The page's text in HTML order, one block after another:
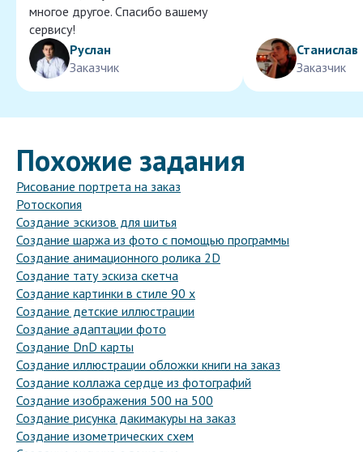
многое другое. Спасибо вашему
сервису!
Руслан
Заказчик
Станислав
Заказчик
Похожие задания
Рисование портрета на заказ
Ротоскопия
Создание эскизов для шитья
Создание шаржа из фото с помощью программы
Создание анимационного ролика 2D
Создание тату эскиза скетча
Создание картинки в стиле 90 х
Создание детские иллюстрации
Создание адаптации фото
Создание DnD карты
Создание иллюстрации обложки книги на заказ
Создание коллажа сердце из фотографий
Создание изображения 500 на 500
Создание рисунка дакимакуры на заказ
Создание изометрических схем